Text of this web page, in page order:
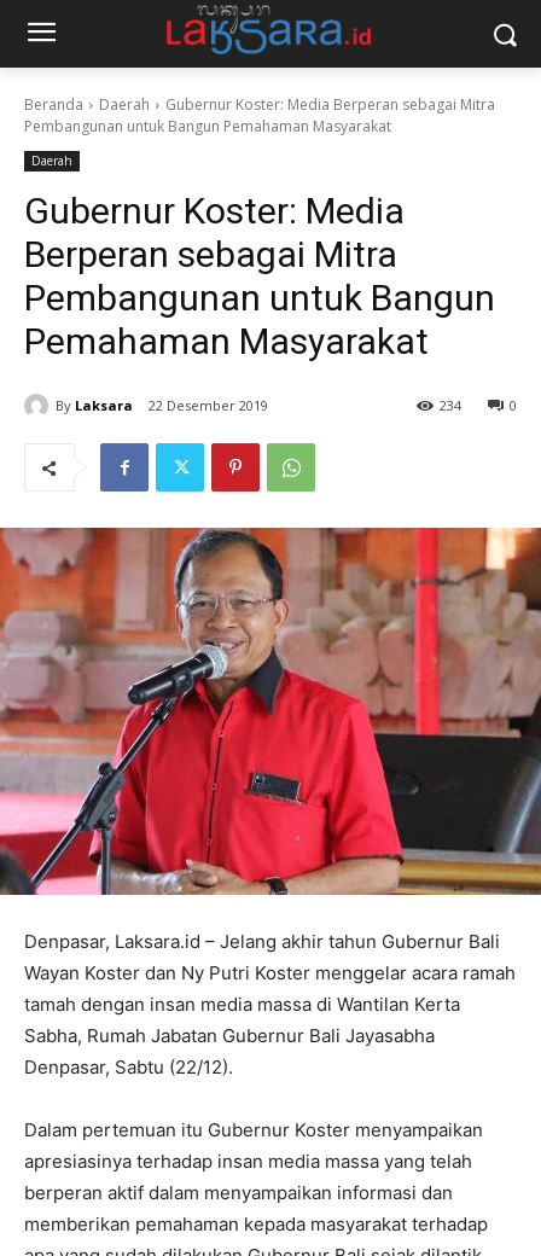
Beranda Daerah
Gubernur Koster: Media Berperan sebagai Mitra
Pembangunan untuk Bangun Pemahaman Masyarakat
Daerah
Gubernur Koster: Media
Berperan sebagai Mitra
Pembangunan untuk Bangun
Pemahaman Masyarakat
By Laksara 22 Desember 2019 0
234
Denpasar, Laksara.id – Jelang akhir tahun Gubernur Bali
Wayan Koster dan Ny Putri Koster menggelar acara ramah
tamah dengan insan media massa di Wantilan Kerta
Sabha, Rumah Jabatan Gubernur Bali Jayasabha
Denpasar, Sabtu (22/12).
Dalam pertemuan itu Gubernur Koster menyampaikan
apresiasinya terhadap insan media massa yang telah
berperan aktif dalam menyampaikan informasi dan
memberikan pemahaman kepada masyarakat terhadap